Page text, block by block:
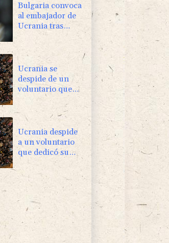
Bulgaria convoca
al embajador de
Ucrania tras
explosión de un
dron en su
territorio
Ucrania se
despide de un
voluntario que
dedicó su vida a
rescatar a los
muertos
Ucrania despide
a un voluntario
que dedicó su
vida a rescatar a
los muertos